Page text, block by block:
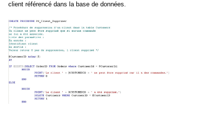
client référencé dans la base de données.